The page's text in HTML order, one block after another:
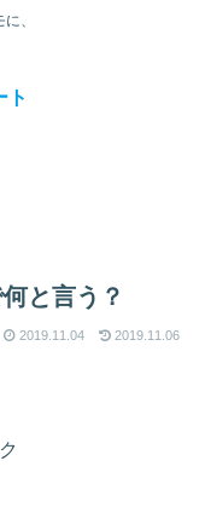
、
ト
と言う？
2019.11.04 2019.11.06